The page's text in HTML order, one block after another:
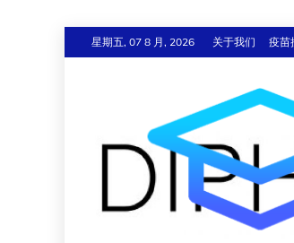
至
星期五, 07 8 月, 2026 关于我们 疫苗